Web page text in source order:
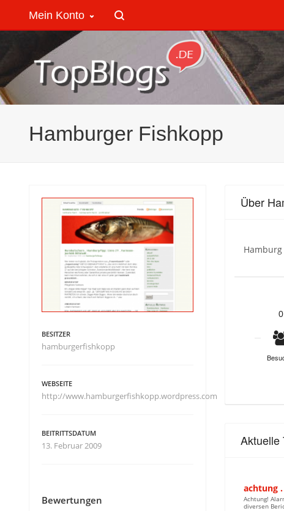
Mein Konto
Hamburger Fishkopp
Über
0
Aktuelle
achtung
Achtung!
diversen
BESITZER
hamburgerfishkopp
WEBSEITE
http://www.hamburgerfishkopp.wordpress.com
BEITRITTSDATUM
13. Februar 2009
Bewertungen